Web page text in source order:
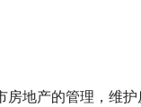
地产的管理，维护